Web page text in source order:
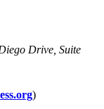
Drive, Suite
)